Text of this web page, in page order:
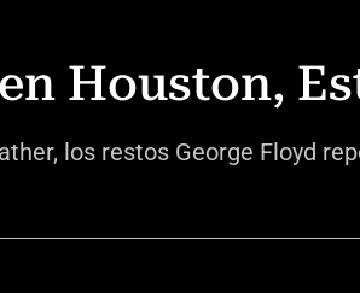
Houston,
los restos George Floyd